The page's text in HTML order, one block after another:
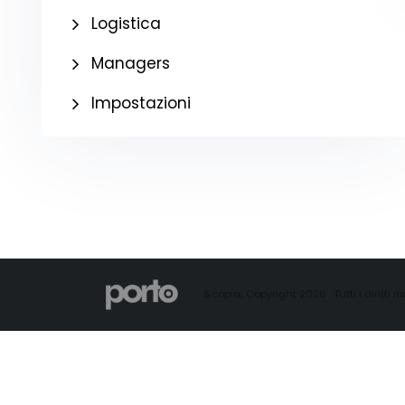
Logistica
Managers
Impostazioni